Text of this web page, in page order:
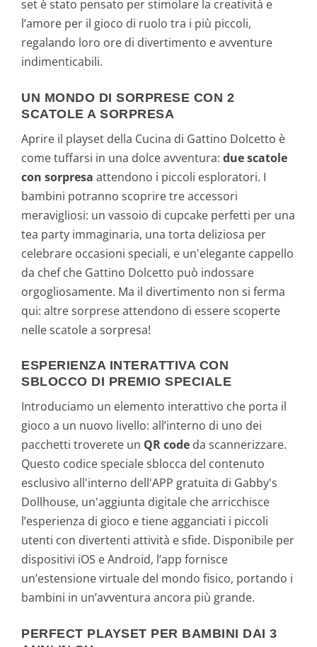
set è stato pensato per stimolare la creatività e
l’amore per il gioco di ruolo tra i più piccoli,
regalando loro ore di divertimento e avventure
indimenticabili.
UN MONDO DI SORPRESE CON 2
SCATOLE A SORPRESA
Aprire il playset della Cucina di Gattino Dolcetto è
come tuffarsi in una dolce avventura: due scatole
con sorpresa attendono i piccoli esploratori. I
bambini potranno scoprire tre accessori
meravigliosi: un vassoio di cupcake perfetti per una
tea party immaginaria, una torta deliziosa per
celebrare occasioni speciali, e un'elegante cappello
da chef che Gattino Dolcetto può indossare
orgogliosamente. Ma il divertimento non si ferma
qui: altre sorprese attendono di essere scoperte
nelle scatole a sorpresa!
ESPERIENZA INTERATTIVA CON
SBLOCCO DI PREMIO SPECIALE
Introduciamo un elemento interattivo che porta il
gioco a un nuovo livello: all’interno di uno dei
pacchetti troverete un QR code da scannerizzare.
Questo codice speciale sblocca del contenuto
esclusivo all'interno dell'APP gratuita di Gabby's
Dollhouse, un'aggiunta digitale che arricchisce
l’esperienza di gioco e tiene agganciati i piccoli
utenti con divertenti attività e sfide. Disponibile per
dispositivi iOS e Android, l’app fornisce
un’estensione virtuale del mondo fisico, portando i
bambini in un’avventura ancora più grande.
PERFECT PLAYSET PER BAMBINI DAI 3